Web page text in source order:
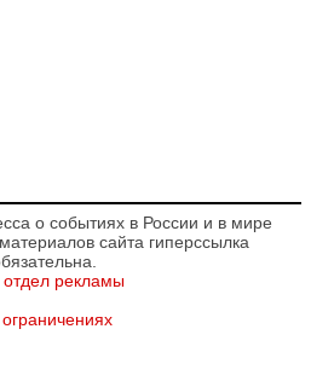
о событиях в России и в мире
сайта гиперссылка
отдел рекламы